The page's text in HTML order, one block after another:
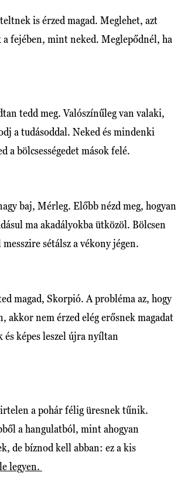
is érzed magad. Meglehet, azt
fejében, mint neked. Meglepődnél, ha
tedd meg. Valószínűleg van valaki,
a tudásoddal. Neked és mindenki
a bölcsességedet mások felé.
baj, Mérleg. Előbb nézd meg, hogyan
ma akadályokba ütközöl. Bölcsen
sétálsz a vékony jégen.
magad, Skorpió. A probléma az, hogy
akkor nem érzed elég erősnek magadat
és képes leszel újra nyíltan
a pohár félig üresnek tűnik.
a hangulatból, mint ahogyan
de bíznod kell abban: ez a kis
legyen.